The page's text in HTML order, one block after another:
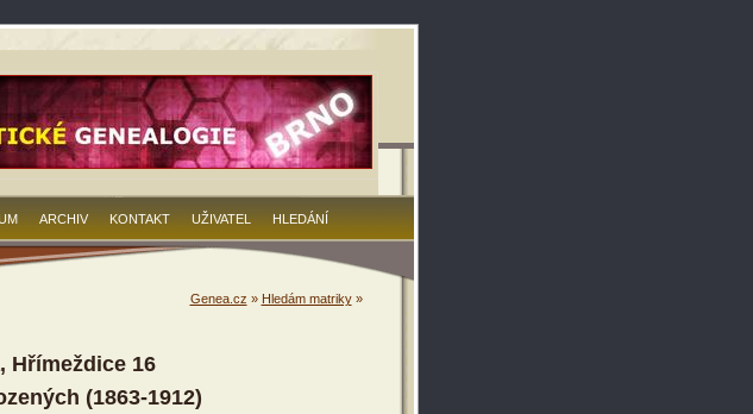
ARCHIV KONTAKT UŽIVATEL HLEDÁNÍ
Genea.cz » Hledám matriky»
Hřímeždice 16
(1863-1912)